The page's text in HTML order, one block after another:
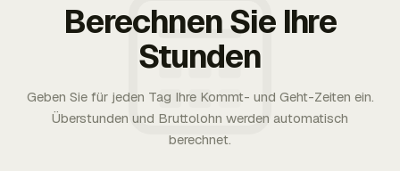
Berechnen Sie Ihre
Stunden
Geben Sie für jeden Tag Ihre Kommt- und Geht-Zeiten ein.
Überstunden und Bruttolohn werden automatisch
berechnet.